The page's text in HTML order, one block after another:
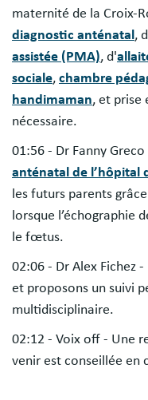
maternité de la Croix-
diagnostic anténatal ,
assistée (PMA), d'
sociale, chambre
handimaman, et prise
nécessaire.
01:56 - Dr Fanny Greco
anténatal de l’hôpital
les futurs parents
lorsque l’échographie
le fœtus.
02:06 - Dr Alex Fichez
et proposons un suivi
multidisciplinaire.
02:12 - Voix off - Une
venir est conseillée en